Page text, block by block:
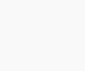
Todos los derechos